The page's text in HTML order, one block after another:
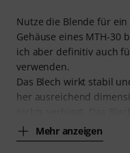
Nutze die Blende für
Gehäuse eines MTH-30
ich aber definitiv auch
verwenden.
Das Blech wirkt stabil
her ausreichend
Mehr anzeigen